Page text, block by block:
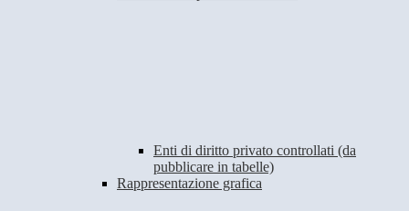
Enti di diritto privato controllati (da
pubblicare in tabelle)
Rappresentazione grafica